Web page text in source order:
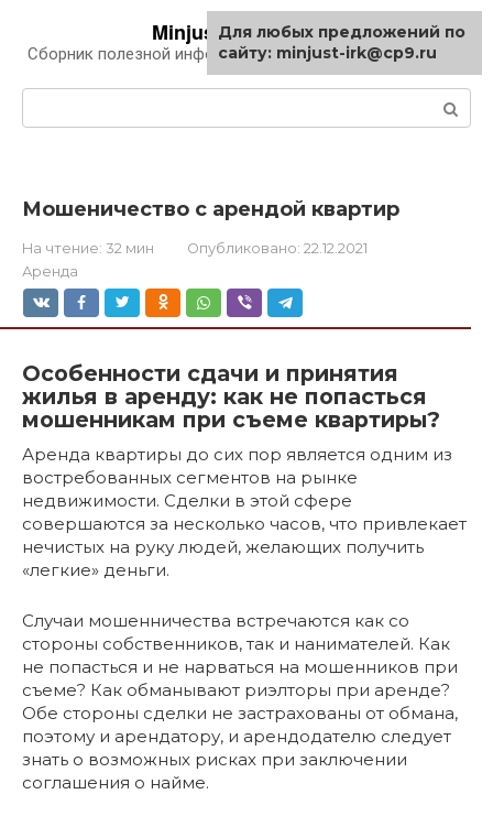
контенту
Minjust-irk.ru
Сборник полезной информации про автомобили
Мошеничество с арендой квартир
На чтение: 32 мин Опубликовано: 22.12.2021
Аренда
Особенности сдачи и принятия
жилья в аренду: как не попасться
мошенникам при съеме квартиры?
Аренда квартиры до сих пор является одним из
востребованных сегментов на рынке
недвижимости. Сделки в этой сфере
совершаются за несколько часов, что привлекает
нечистых на руку людей, желающих получить
«легкие» деньги.
Случаи мошенничества встречаются как со
стороны собственников, так и нанимателей. Как
не попасться и не нарваться на мошенников при
съеме? Как обманывают риэлторы при аренде?
Обе стороны сделки не застрахованы от обмана,
поэтому и арендатору, и арендодателю следует
знать о возможных рисках при заключении
соглашения о найме.
Для любых предложений по
сайту: minjust-irk@cp9.ru